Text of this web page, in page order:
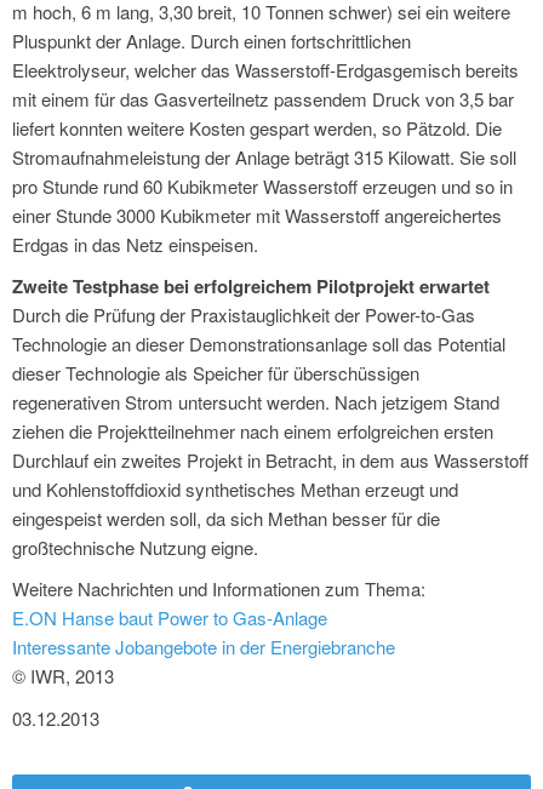
m hoch, 6 m lang, 3,30 breit, 10 Tonnen schwer) sei ein weitere
Pluspunkt der Anlage. Durch einen fortschrittlichen
Eleektrolyseur, welcher das Wasserstoff-Erdgasgemisch bereits
mit einem für das Gasverteilnetz passendem Druck von 3,5 bar
liefert konnten weitere Kosten gespart werden, so Pätzold. Die
Stromaufnahmeleistung der Anlage beträgt 315 Kilowatt. Sie soll
pro Stunde rund 60 Kubikmeter Wasserstoff erzeugen und so in
einer Stunde 3000 Kubikmeter mit Wasserstoff angereichertes
Erdgas in das Netz einspeisen.
Zweite Testphase bei erfolgreichem Pilotprojekt erwartet
Durch die Prüfung der Praxistauglichkeit der Power-to-Gas
Technologie an dieser Demonstrationsanlage soll das Potential
dieser Technologie als Speicher für überschüssigen
regenerativen Strom untersucht werden. Nach jetzigem Stand
ziehen die Projektteilnehmer nach einem erfolgreichen ersten
Durchlauf ein zweites Projekt in Betracht, in dem aus Wasserstoff
und Kohlenstoffdioxid synthetisches Methan erzeugt und
eingespeist werden soll, da sich Methan besser für die
großtechnische Nutzung eigne.
Weitere Nachrichten und Informationen zum Thema:
E.ON Hanse baut Power to Gas-Anlage
Interessante Jobangebote in der Energiebranche
© IWR, 2013
03.12.2013